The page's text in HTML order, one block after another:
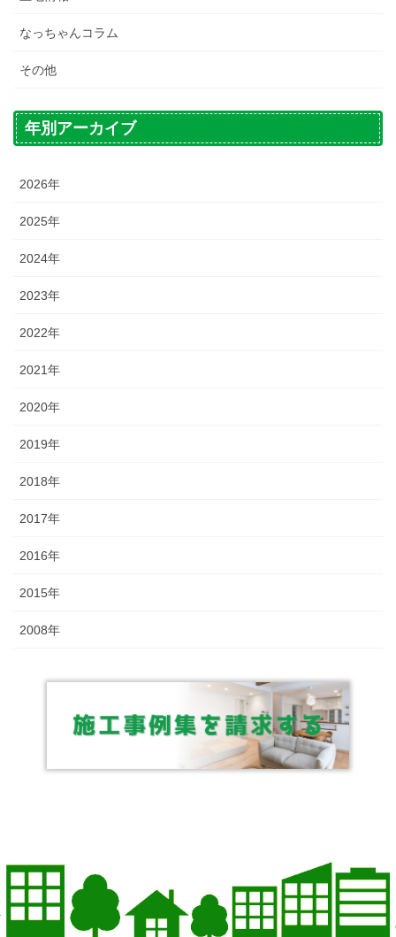
なっちゃんコラム
その他
年別アーカイブ
2026年
2025年
2024年
2023年
2022年
2021年
2020年
2019年
2018年
2017年
2016年
2015年
2008年